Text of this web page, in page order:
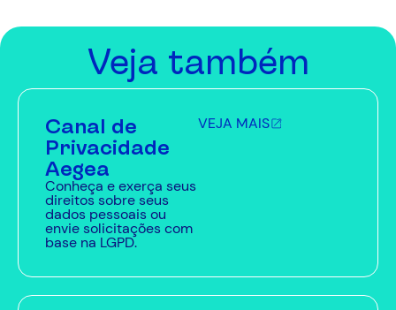
Veja também
Canal de
Privacidade
Aegea
Conheça e exerça seus
direitos sobre seus
dados pessoais ou
envie solicitações com
base na LGPD.
VEJA MAIS